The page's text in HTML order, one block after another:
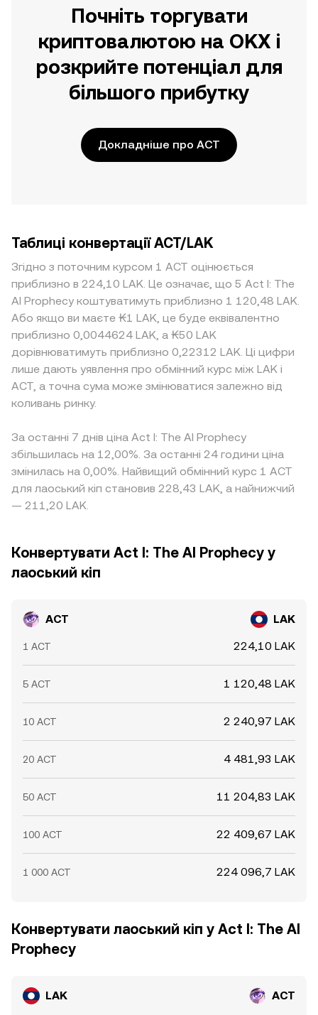
Почніть торгувати
криптовалютою на OKX і
розкрийте потенціал для
більшого прибутку
Докладніше про ACT
Таблиці конвертації ACT/LAK
Згідно з поточним курсом 1 ACT оцінюється
приблизно в 224,10 LAK. Це означає, що 5 Act I: The
AI Prophecy коштуватимуть приблизно 1 120,48 LAK.
Або якщо ви маєте ₭1 LAK, це буде еквівалентно
приблизно 0,0044624 LAK, а ₭50 LAK
дорівнюватимуть приблизно 0,22312 LAK. Ці цифри
лише дають уявлення про обмінний курс між LAK і
ACT, а точна сума може змінюватися залежно від
коливань ринку.
За останні 7 днів ціна Act I: The AI Prophecy
збільшилась на 12,00%. За останні 24 години ціна
змінилась на 0,00%. Найвищий обмінний курс 1 ACT
для лаоський кіп становив 228,43 LAK, а найнижчий
— 211,20 LAK.
Конвертувати Act I: The AI Prophecy у
лаоський кіп
ACT LAK
1 ACT 224,10 LAK
5 ACT 1 120,48 LAK
10 ACT 2 240,97 LAK
20 ACT 4 481,93 LAK
50 ACT 11 204,83 LAK
100 ACT 22 409,67 LAK
1 000 ACT 224 096,7 LAK
Конвертувати лаоський кіп у Act I: The AI
Prophecy
LAK ACT